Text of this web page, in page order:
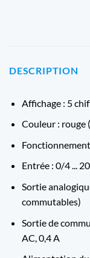
DESCRIPTION
Affichage : 5
Couleur : rouge
Entrée : 0/4 ...
Sortie
commutables)
Sortie de
AC, 0,4 A